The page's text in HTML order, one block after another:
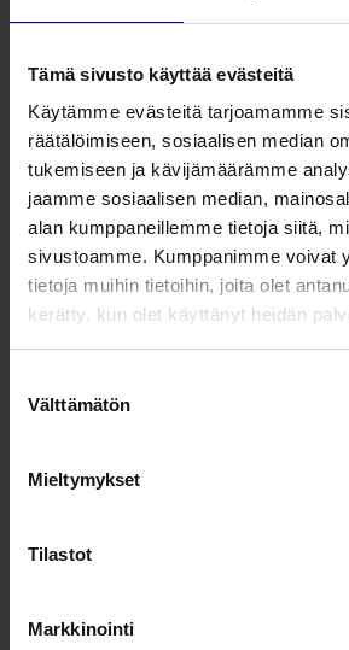
Tämä sivusto käyttää evästeitä
Käytämme evästeitä tarjoamamme
räätälöimiseen, sosiaalisen median
tukemiseen ja kävijämäärämme
jaamme sosiaalisen median,
alan kumppaneillemme tietoja siitä,
sivustoamme. Kumppanimme voivat
tietoja muihin tietoihin, joita olet
kerätty, kun olet käyttänyt heidän
valinta
Välttämätön
Mieltymykset
Tilastot
Markkinointi
tuottamisesta asiakkaalle ja
sekä julkisen hankinnan teorian ja
osaamista.
1 artikkelia
20.5.2026 •
Miten
SleepAngel-